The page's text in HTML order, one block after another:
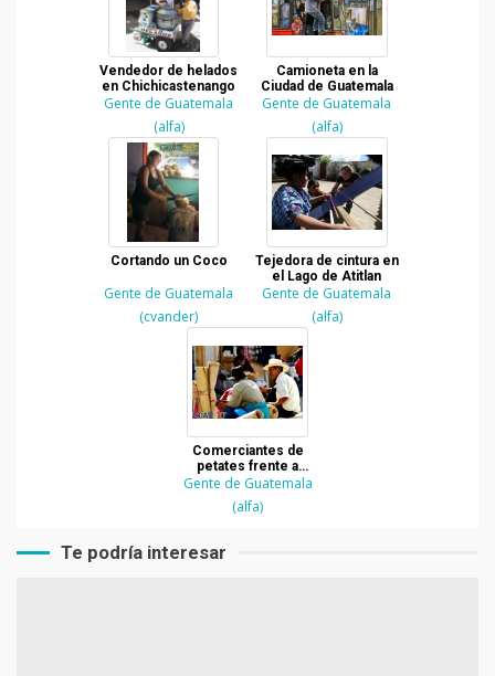
Vendedor de helados
en Chichicastenango
Gente de Guatemala
(alfa)
Camioneta en la
Ciudad de Guatemala
Gente de Guatemala
(alfa)
Cortando un Coco
Gente de Guatemala
(cvander)
Tejedora de cintura en
el Lago de Atitlan
Gente de Guatemala
(alfa)
Comerciantes de
petates frente a
iglesia de San Felipe
Gente de Guatemala
(alfa)
Te podría interesar